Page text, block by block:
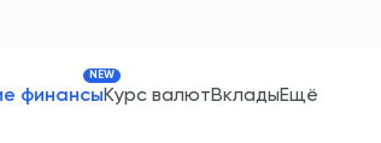
финансы
NEW
Курс валютВкладыЕщё